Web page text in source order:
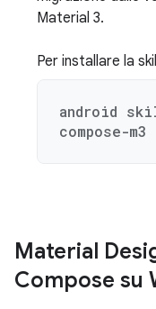
Material 3.
Per installare la
android
compose-m3
Material
Compose su